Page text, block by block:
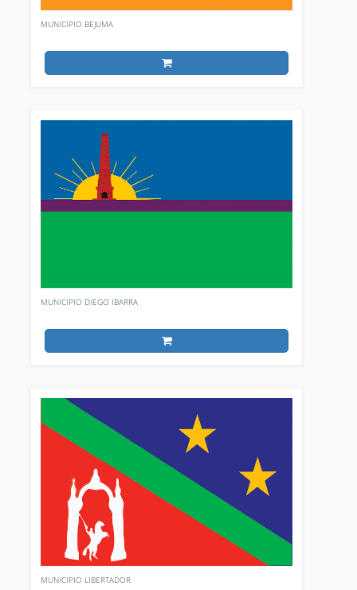
MUNICIPIO BEJUMA
MUNICIPIO DIEGO IBARRA
MUNICIPIO LIBERTADOR